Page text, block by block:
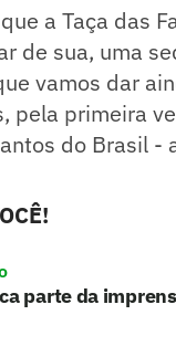
a Taça das
de sua, uma
vamos dar
pela primeira
do Brasil -
parte da